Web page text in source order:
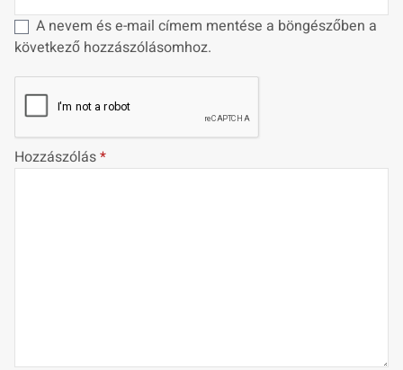
A nevem és e-mail címem mentése a böngészőben a
következő hozzászólásomhoz.
Hozzászólás*